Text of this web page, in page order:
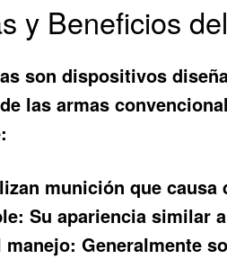
y Beneficios
son dispositivos
las armas
munición que
Su apariencia similar
manejo: Generalmente